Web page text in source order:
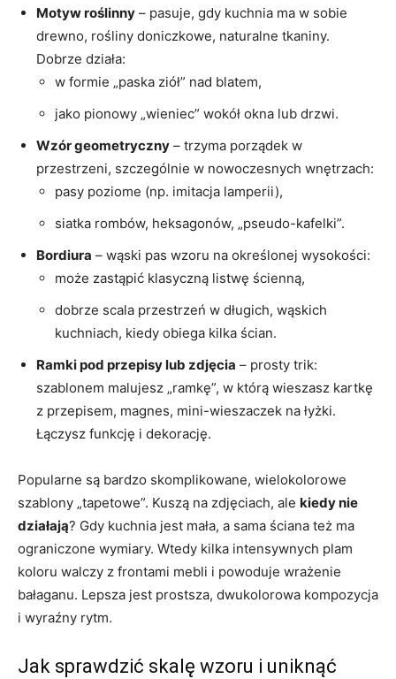
Motyw roślinny – pasuje, gdy kuchnia ma w sobie
drewno, rośliny doniczkowe, naturalne tkaniny.
Dobrze działa:
w formie „paska ziół” nad blatem,
jako pionowy „wieniec” wokół okna lub drzwi.
Wzór geometryczny – trzyma porządek w
przestrzeni, szczególnie w nowoczesnych wnętrzach:
pasy poziome (np. imitacja lamperii),
siatka rombów, heksagonów, „pseudo-kafelki”.
Bordiura – wąski pas wzoru na określonej wysokości:
może zastąpić klasyczną listwę ścienną,
dobrze scala przestrzeń w długich, wąskich
kuchniach, kiedy obiega kilka ścian.
Ramki pod przepisy lub zdjęcia – prosty trik:
szablonem malujesz „ramkę”, w którą wieszasz kartkę
z przepisem, magnes, mini-wieszaczek na łyżki.
Łączysz funkcję i dekorację.
Popularne są bardzo skomplikowane, wielokolorowe
szablony „tapetowe”. Kuszą na zdjęciach, ale kiedy nie
działają? Gdy kuchnia jest mała, a sama ściana też ma
ograniczone wymiary. Wtedy kilka intensywnych plam
koloru walczy z frontami mebli i powoduje wrażenie
bałaganu. Lepsza jest prostsza, dwukolorowa kompozycja
i wyraźny rytm.
Jak sprawdzić skalę wzoru i uniknąć